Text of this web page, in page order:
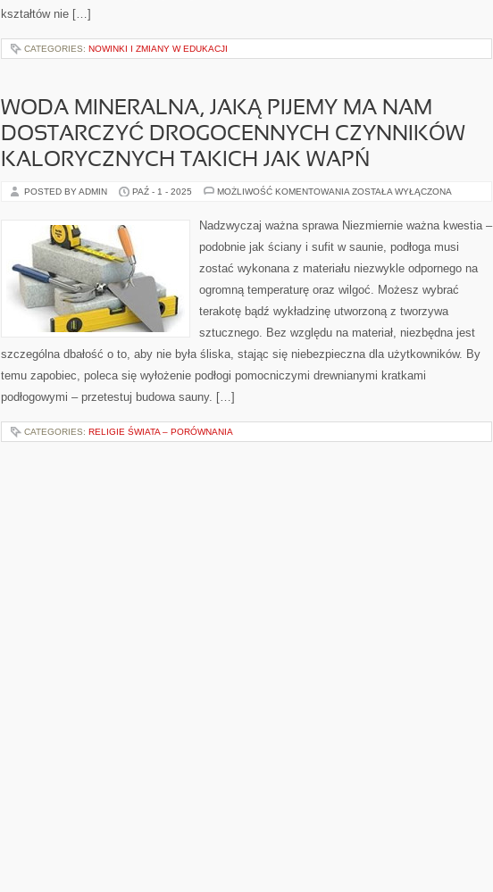
kształtów nie […]
CATEGORIES: NOWINKI I ZMIANY W EDUKACJI
WODA MINERALNA, JAKĄ PIJEMY MA NAM
DOSTARCZYĆ DROGOCENNYCH CZYNNIKÓW
KALORYCZNYCH TAKICH JAK WAPŃ
POSTED BY ADMIN PAŹ - 1 - 2025 MOŻLIWOŚĆ KOMENTOWANIA WODA
PIJEMY
MA
DOSTARCZYĆ
CZYNNIKÓW
TAKICH
JAK
WAPŃ
ZOSTAŁA WYŁĄCZONA
Nadzwyczaj ważna sprawa Niezmiernie ważna kwestia –
podobnie jak ściany i sufit w saunie, podłoga musi
zostać wykonana z materiału niezwykle odpornego na
ogromną temperaturę oraz wilgoć. Możesz wybrać
terakotę bądź wykładzinę utworzoną z tworzywa
sztucznego. Bez względu na materiał, niezbędna jest
szczególna dbałość o to, aby nie była śliska, stając się niebezpieczna dla użytkowników. By
temu zapobiec, poleca się wyłożenie podłogi pomocniczymi drewnianymi kratkami
podłogowymi – przetestuj budowa sauny. […]
CATEGORIES: RELIGIE ŚWIATA – PORÓWNANIA